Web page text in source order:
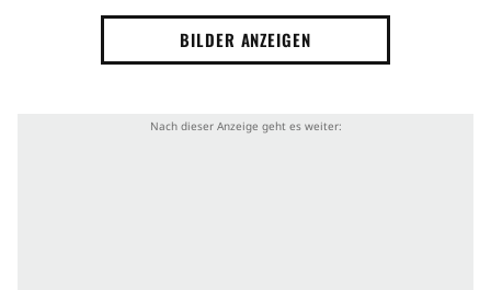
Brutalität
BILDER ANZEIGEN